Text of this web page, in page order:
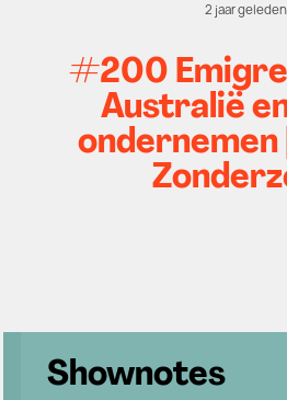
2 jaar geleden
#200
Australië
ondernemen
Shownotes